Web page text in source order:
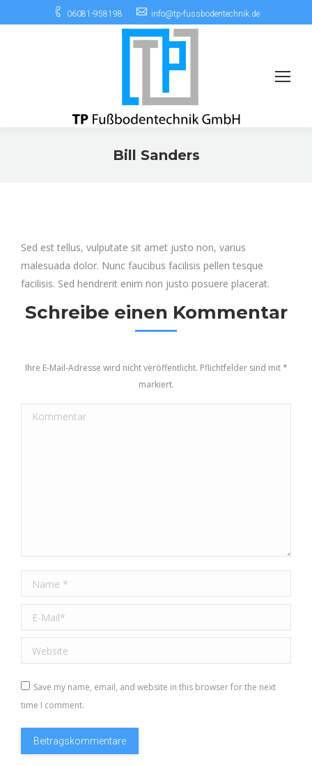
06081-958198 info@tp-fussbodentechnik.de
Bill Sanders
Sed est tellus, vulputate sit amet justo non, varius
malesuada dolor. Nunc faucibus facilisis pellen tesque
facilisis. Sed hendrerit enim non justo posuere placerat.
Schreibe einen Kommentar
Ihre E-Mail-Adresse wird nicht veröffentlicht. Pflichtfelder sind mit*
markiert.
Kommentar
Name *
E-Mail *
Website
Save my name, email, and website in this browser for the next
time I comment.
Beitragskommentare